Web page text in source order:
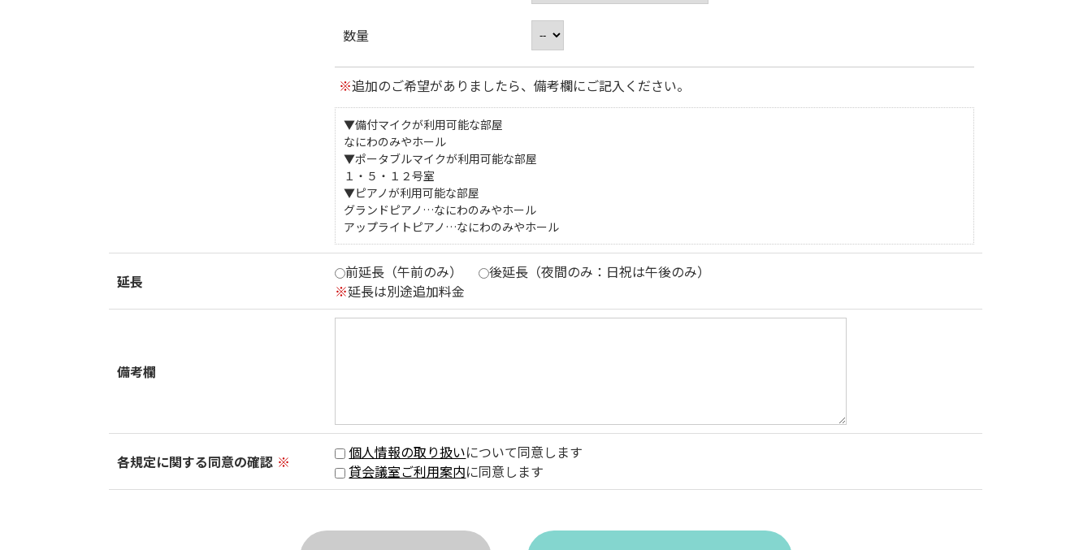
数量
※追加のご希望がありましたら、備考欄にご記入ください。
▼備付マイクが利用可能な部屋
なにわのみやホール
▼ポータブルマイクが利用可能な部屋
１・５・１２号室
▼ピアノが利用可能な部屋
グランドピアノ…なにわのみやホール
アップライトピアノ…なにわのみやホール
延長 前延長（午前のみ）
後延長（夜間のみ：日祝は午後のみ）
※延長は別途追加料金
備考欄
各規定に関する同意の確認 ※ 個人情報の取り扱いについて同意します
貸会議室ご利用案内に同意します